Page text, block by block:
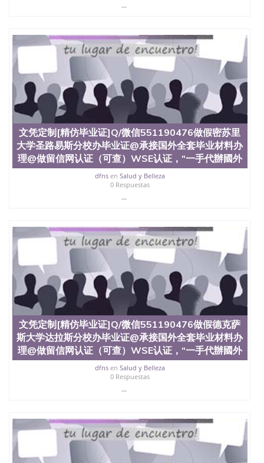
...
文凭定制[精仿毕业证]Q/微信551190476做假密苏里
大学圣路易斯分校办毕业证@承接国外全套毕业材料办
理@做留信网认证（可查）WSE认证，“一手代辦國外
dfnsen Salud y Belleza
0 Respuestas
...
文凭定制[精仿毕业证]Q/微信551190476做假德克萨
斯大学达拉斯分校办毕业证@承接国外全套毕业材料办
理@做留信网认证（可查）WSE认证，“一手代辦國外
dfnsen Salud y Belleza
0 Respuestas
...